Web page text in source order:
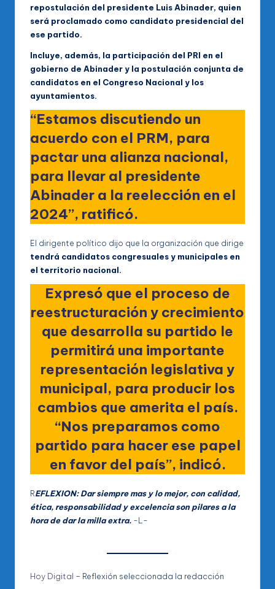
repostulación del presidente Luis Abinader, quien
será proclamado como candidato presidencial del
ese partido.
Incluye, además, la participación del PRI en el
gobierno de Abinader y la postulación conjunta de
candidatos en el Congreso Nacional y los
ayuntamientos.
“Estamos discutiendo un
acuerdo con el PRM, para
pactar una alianza nacional,
para llevar al presidente
Abinader a la reelección en el
2024”, ratificó.
El dirigente político dijo que la organización que dirige
tendrá candidatos congresuales y municipales en
el territorio nacional.
Expresó que el proceso de
reestructuración y crecimiento
que desarrolla su partido le
permitirá una importante
representación legislativa y
municipal, para producir los
cambios que amerita el país.
“Nos preparamos como
partido para hacer ese papel
en favor del país”, indicó.
REFLEXION: Dar siempre mas y lo mejor, con calidad,
ética, responsabilidad y excelencia son pilares a la
hora de dar la milla extra. -L-
Hoy Digital – Reflexión seleccionada la redacción